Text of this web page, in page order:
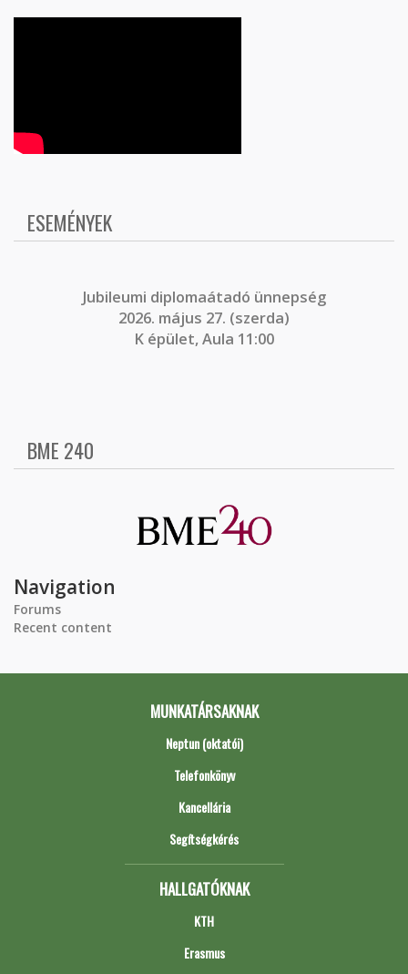
ESEMÉNYEK
Jubileumi diplomaátadó ünnepség
2026. május 27. (szerda)
K épület, Aula 11:00
BME 240
Navigation
Forums
Recent content
MUNKATÁRSAKNAK
Neptun (oktatói)
Telefonkönyv
Kancellária
Segítségkérés
HALLGATÓKNAK
KTH
Erasmus